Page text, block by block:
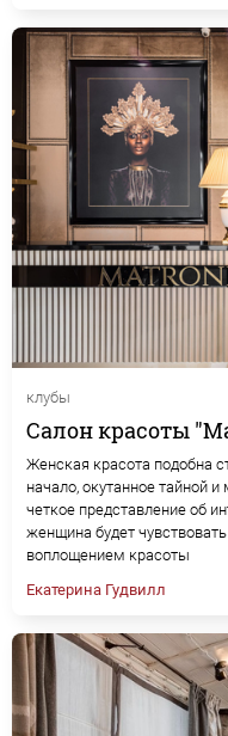
клубы
Салон красоты
Женская красота подобна
начало, окутанное тайной
четкое представление об
женщина будет
воплощением красоты
Екатерина Гудвилл